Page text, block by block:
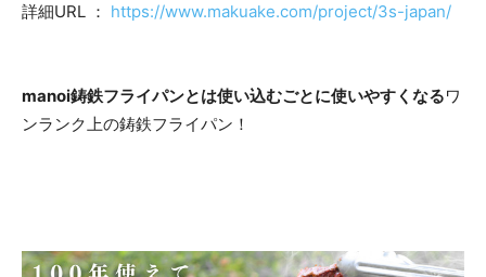
詳細URL ： https://www.makuake.com/project/3s-japan/
manoi鋳鉄フライパンとは使い込むごとに使いやすくなるワ
ンランク上の鋳鉄フライパン！